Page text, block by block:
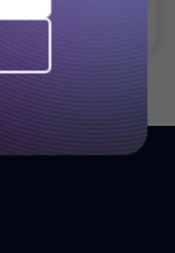
régulier